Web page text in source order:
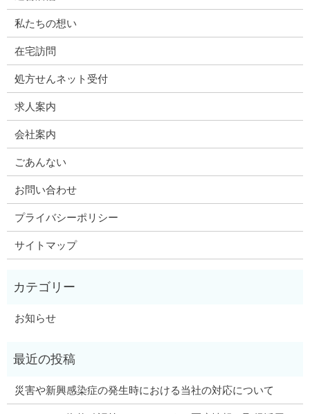
私たちの想い
在宅訪問
処方せんネット受付
求人案内
会社案内
ごあんない
お問い合わせ
プライバシーポリシー
サイトマップ
お知らせ
災害や新興感染症の発生時における当社の対応について